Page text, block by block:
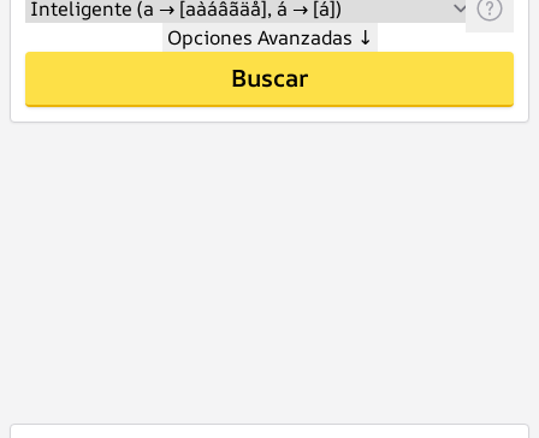
Opciones Avanzadas ↓
Buscar